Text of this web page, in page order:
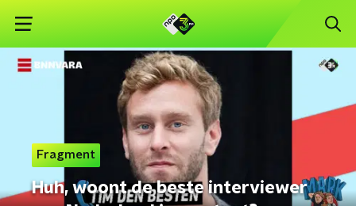
Fragment
Huh, woont de beste interviewer